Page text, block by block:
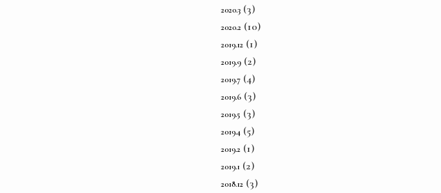
2020.3 (3)
2020.2 (10)
2019.12 (1)
2019.9 (2)
2019.7 (4)
2019.6 (3)
2019.5 (3)
2019.4 (5)
2019.2 (1)
2019.1 (2)
2018.12 (3)